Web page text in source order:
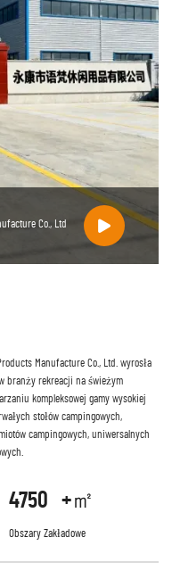
Co., Ltd
Manufacture Co., Ltd. wyrosła
branży rekreacji na świeżym
kompleksowej gamy wysokiej
stołów campingowych,
campingowych, uniwersalnych
5000 +㎡
Obszary Zakładowe